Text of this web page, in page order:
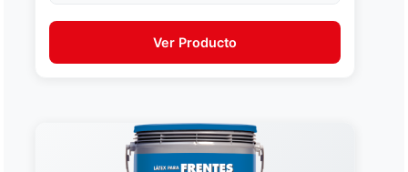
Ver Producto